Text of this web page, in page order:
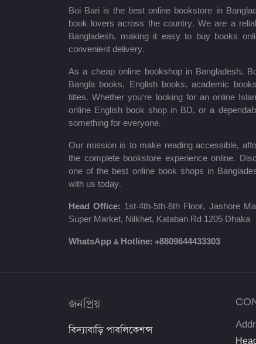
Puthiniloy-পুথিনিলয়
Prime Publications
ধরলা পাবলিকেশন্স
লিজেন্ড পাবলিকেশন্স
Agrodoot & Company
কথাপ্রকাশ
সাইকা পাবলিকেশন্স
সেল্ফ পাবলিকেশন্স
Boi Bari is the best online bookstore in
book lovers across the country. We are a
Bangladesh, making it easy to buy books
convenient delivery.
As a cheap online bookshop in Bangladesh,
Bangla books, English books, academic
titles. Whether you’re looking for an online
online English book shop in BD, or a
something for everyone.
Our mission is to make reading accessible,
the complete bookstore experience online.
one of the best online book shops in
with us today.
Head Office: 1st-4th-5th-6th Floor, Jashore
Super Market, Nilkhet, Kataban Rd 1205 Dhaka
WhatsApp & Hotline: +8809644433303
জনপ্রিয়
বিদ্যাবাড়ি পাবলিকেশন্স